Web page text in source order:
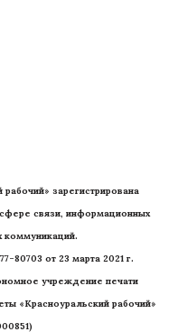
зарегистрирована
связи, информационных
коммуникаций.
80703 от 23 марта 2021 г.
учреждение печати
«Красноуральский рабочий»